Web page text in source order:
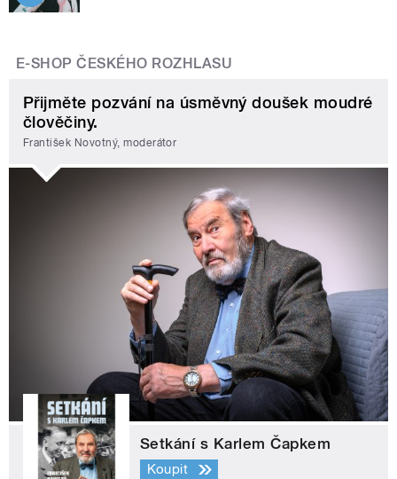
E-SHOP ČESKÉHO ROZHLASU
Přijměte pozvání na úsměvný doušek moudré
člověčiny.
František Novotný, moderátor
Setkání s Karlem Čapkem
Koupit